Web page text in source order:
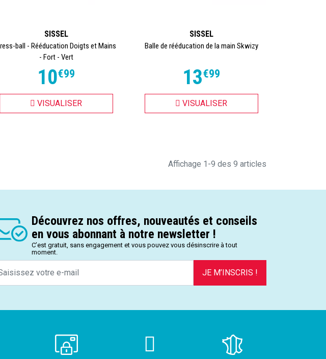
SISSEL
ball - Rééducation Doigts et Mains
- Fort - Vert
10€99
VISUALISER
SISSEL
Balle de rééducation de la main Skwizy
13€99
VISUALISER
Affichage 1-9 des 9 articles
Découvrez nos offres, nouveautés et conseils
en vous abonnant à notre newsletter !
C’est gratuit, sans engagement et vous pouvez vous désinscrire à tout
moment.
JE M’INSCRIS !